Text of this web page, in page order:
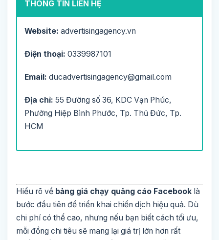
THÔNG TIN LIÊN HỆ
Website: advertisingagency.vn
Điện thoại: 0339987101
Email: ducadvertisingagency@gmail.com
Địa chỉ: 55 Đường số 36, KDC Vạn Phúc,
Phường Hiệp Bình Phước, Tp. Thủ Đức, Tp.
HCM
Hiểu rõ về bảng giá chạy quảng cáo Facebook là
bước đầu tiên để triển khai chiến dịch hiệu quả. Dù
chi phí có thể cao, nhưng nếu bạn biết cách tối ưu,
mỗi đồng chi tiêu sẽ mang lại giá trị lớn hơn rất